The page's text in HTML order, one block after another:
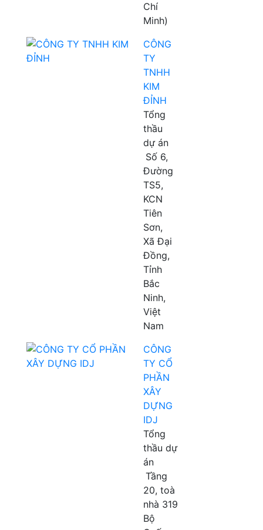
Chí
Minh)
CÔNG
TY
TNHH
KIM
ĐỈNH
Tổng
thầu
dự án
Số 6,
Đường
TS5,
KCN
Tiên
Sơn,
Xã Đại
Đồng,
Tỉnh
Bắc
Ninh,
Việt
Nam
CÔNG
TY CỔ
PHẦN
XÂY
DỰNG
IDJ
Tổng
thầu dự
án
Tầng
20, toà
nhà 319
Bộ